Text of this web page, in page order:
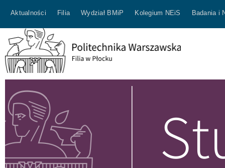
Aktualności Filia Wydział BMiP Kolegium NEiS Badania i